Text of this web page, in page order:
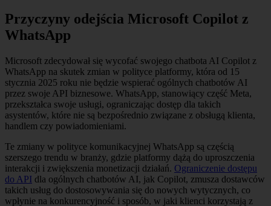
Przyczyny odejścia Microsoft Copilot z
WhatsApp
Microsoft zdecydował się wycofać swojego chatbota AI Copilot z
WhatsApp na skutek zmian w polityce platformy, która od 15
stycznia 2025 roku nie będzie wspierać ogólnych chatbotów AI
przez swoje API biznesowe. WhatsApp, stanowiący część Meta,
przekształca swoje usługi, ograniczając dostęp dla takich
asystentów, które nie są bezpośrednio związane z obsługą klienta,
handlem czy powiadomieniami.
Te zmiany w polityce komunikacyjnej WhatsApp są częścią
szerszego trendu w branży, gdzie platformy dążą do uproszczenia
interakcji i zwiększenia monetizacji działań. Ograniczenie dostępu
do API dla ogólnych chatbotów AI, jak Copilot, zmusza dostawców
takich usług do dostosowywania się do nowych wytycznych, co
wpłynie na konkurencyjność i sposób, w jaki klienci korzystają z